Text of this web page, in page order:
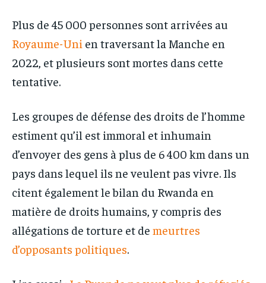
Plus de 45 000 personnes sont arrivées au
Royaume-Uni en traversant la Manche en
2022, et plusieurs sont mortes dans cette
tentative.
Les groupes de défense des droits de l’homme
estiment qu’il est immoral et inhumain
d’envoyer des gens à plus de 6 400 km dans un
pays dans lequel ils ne veulent pas vivre. Ils
citent également le bilan du Rwanda en
matière de droits humains, y compris des
allégations de torture et de meurtres
d’opposants politiques.